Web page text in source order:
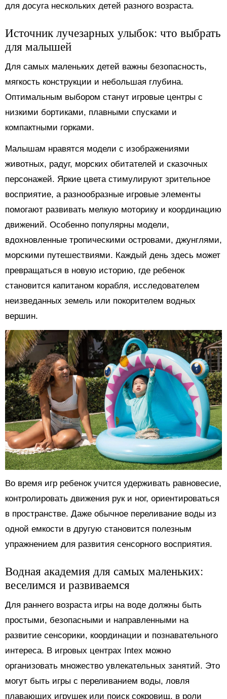
для досуга нескольких детей разного возраста.
Источник лучезарных улыбок: что выбрать
для малышей
Для самых маленьких детей важны безопасность,
мягкость конструкции и небольшая глубина.
Оптимальным выбором станут игровые центры с
низкими бортиками, плавными спусками и
компактными горками.
Малышам нравятся модели с изображениями
животных, радуг, морских обитателей и сказочных
персонажей. Яркие цвета стимулируют зрительное
восприятие, а разнообразные игровые элементы
помогают развивать мелкую моторику и координацию
движений. Особенно популярны модели,
вдохновленные тропическими островами, джунглями,
морскими путешествиями. Каждый день здесь может
превращаться в новую историю, где ребенок
становится капитаном корабля, исследователем
неизведанных земель или покорителем водных
вершин.
Во время игр ребенок учится удерживать равновесие,
контролировать движения рук и ног, ориентироваться
в пространстве. Даже обычное переливание воды из
одной емкости в другую становится полезным
упражнением для развития сенсорного восприятия.
Водная академия для самых маленьких:
веселимся и развиваемся
Для раннего возраста игры на воде должны быть
простыми, безопасными и направленными на
развитие сенсорики, координации и познавательного
интереса. В игровых центрах Intex можно
организовать множество увлекательных занятий. Это
могут быть игры с переливанием воды, ловля
плавающих игрушек или поиск сокровищ, в роли